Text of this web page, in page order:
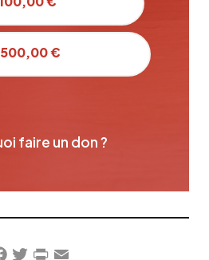
500,00 €
faire un don ?